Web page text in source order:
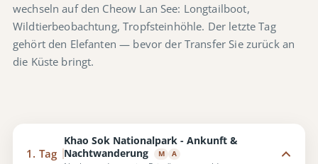
wechseln auf den Cheow Lan See: Longtailboot,
Wildtierbeobachtung, Tropfsteinhöhle. Der letzte Tag
gehört den Elefanten — bevor der Transfer Sie zurück an
die Küste bringt.
1. Tag
Khao Sok Nationalpark - Ankunft &
Nachtwanderung
M A